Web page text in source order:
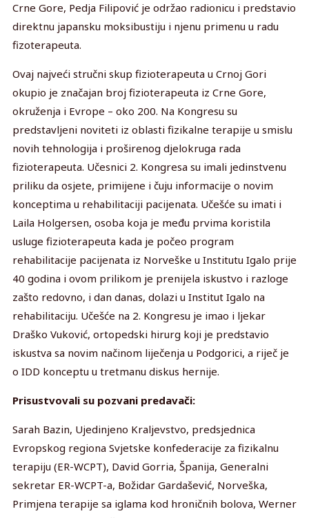
Crne Gore, Pedja Filipović je održao radionicu i predstavio
direktnu japansku moksibustiju i njenu primenu u radu
fizoterapeuta.
Ovaj najveći stručni skup fizioterapeuta u Crnoj Gori
okupio je značajan broj fizioterapeuta iz Crne Gore,
okruženja i Evrope – oko 200. Na Kongresu su
predstavljeni noviteti iz oblasti fizikalne terapije u smislu
novih tehnologija i proširenog djelokruga rada
fizioterapeuta. Učesnici 2. Kongresa su imali jedinstvenu
priliku da osjete, primijene i čuju informacije o novim
konceptima u rehabilitaciji pacijenata. Učešće su imati i
Laila Holgersen, osoba koja je među prvima koristila
usluge fizioterapeuta kada je počeo program
rehabilitacije pacijenata iz Norveške u Institutu Igalo prije
40 godina i ovom prilikom je prenijela iskustvo i razloge
zašto redovno, i dan danas, dolazi u Institut Igalo na
rehabilitaciju. Učešće na 2. Kongresu je imao i ljekar
Draško Vuković, ortopedski hirurg koji je predstavio
iskustva sa novim načinom liječenja u Podgorici, a riječ je
o IDD konceptu u tretmanu diskus hernije.
Prisustvovali su pozvani predavači:
Sarah Bazin, Ujedinjeno Kraljevstvo, predsjednica
Evropskog regiona Svjetske konfederacije za fizikalnu
terapiju (ER-WCPT), David Gorria, Španija, Generalni
sekretar ER-WCPT-a, Božidar Gardašević, Norveška,
Primjena terapije sa iglama kod hroničnih bolova, Werner